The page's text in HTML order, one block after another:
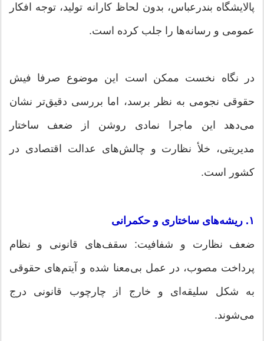
پالایشگاه بندرعباس، بدون لحاظ کارانه تولید، توجه افکار
عمومی و رسانه‌ها را جلب کرده است.
در نگاه نخست ممکن است این موضوع صرفا فیش
حقوقی نجومی به نظر برسد، اما بررسی دقیق‌تر نشان
می‌دهد این ماجرا نمادی روشن از ضعف ساختار
مدیریتی، خلأ نظارت و چالش‌های عدالت اقتصادی در
کشور است.
۱. ریشه‌های ساختاری و حکمرانی
ضعف نظارت و شفافیت: سقف‌های قانونی و نظام
پرداخت مصوب، در عمل بی‌معنا شده و آیتم‌های حقوقی
به شکل سلیقه‌ای و خارج از چارچوب قانونی درج
می‌شوند.